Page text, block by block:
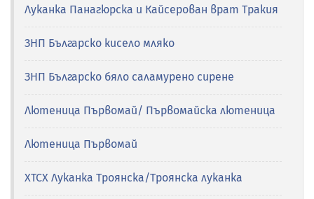
Луканка Панагюрска и Кайсерован врат Тракия
ЗНП Българско кисело мляко
ЗНП Българско бяло сaламурено сирене
Лютеница Първомай/ Първомайска лютеница
Лютеница Първомай
ХТСХ Луканка Троянска/Троянска луканка